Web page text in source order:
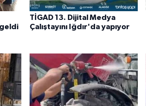
TİGAD 13. Dijital Medya
Çalıştayını Iğdır'da yapıyor